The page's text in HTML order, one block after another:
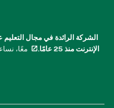
الإنترنت منذ 25 عامًا.
معًا،